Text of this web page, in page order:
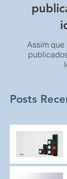
Assim que
Posts